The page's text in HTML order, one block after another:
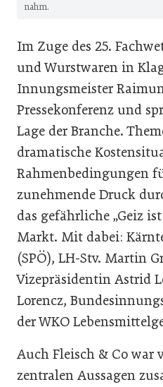
nahm.
Im Zuge des 25.
und Wurstwaren in
Innungsmeister
Pressekonferenz und
Lage der Branche.
dramatische
Rahmenbedingungen
zunehmende Druck
das gefährliche „Geiz
Markt. Mit dabei:
(SPÖ), LH-Stv. Martin
Vizepräsidentin Astrid
Lorencz,
der WKO
Auch Fleisch & Co war
zentralen Aussagen